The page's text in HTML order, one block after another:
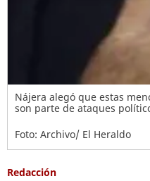
Nájera alegó que estas
son parte de ataques
Foto: Archivo/ El Heraldo
Redacción